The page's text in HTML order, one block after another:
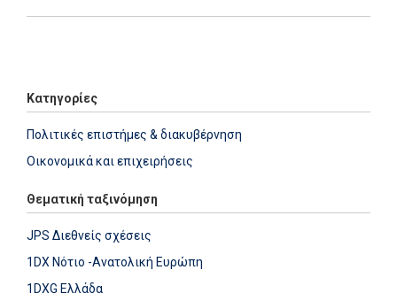
Κατηγορίες
Πολιτικές επιστήμες & διακυβέρνηση
Οικονομικά και επιχειρήσεις
Θεματική ταξινόμηση
JPS Διεθνείς σχέσεις
1DX Νότιο -Ανατολική Ευρώπη
1DXG Ελλάδα